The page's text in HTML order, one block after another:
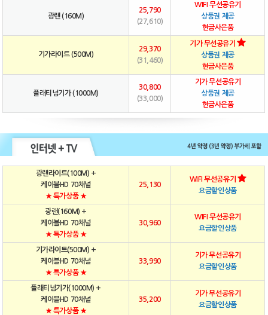
광랜 (160M)
25,790
(27,610)
WIFI 무선공유기
상품권 제공
현금사은품
기가라이트 (500M)
29,370
(31,460)
기가 무선공유기
상품권 제공
현금사은품
플래티넘기가 (1000M)
30,800
(33,000)
기가 무선공유기
상품권 제공
현금사은품
광랜라이트(100M) +
케이블HD 70채널
★ 특가상품 ★
25,130
WIFI 무선공유기
요금할인상품
광랜(160M) +
케이블HD 70채널
★ 특가상품 ★
30,960
WIFI 무선공유기
요금할인상품
기가라이트(500M) +
케이블HD 70채널
★ 특가상품 ★
33,990
기가 무선공유기
요금할인상품
플래티넘기가(1000M) +
케이블HD 70채널
★ 특가상품 ★
35,200
기가 무선공유기
요금할인상품